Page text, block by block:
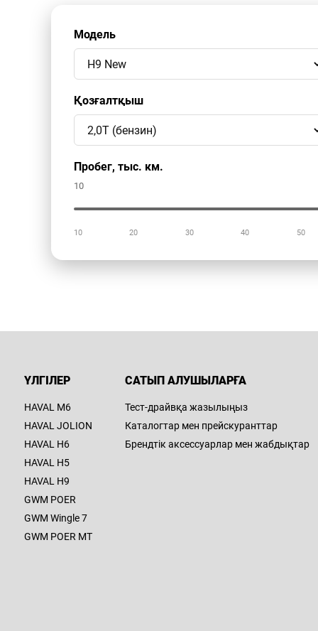
Модель
Қозғалтқыш
Пробег, тыс. км.
10
10 20 30 40 50
ҮЛГІЛЕР
HAVAL M6
HAVAL JOLION
HAVAL H6
HAVAL H5
HAVAL H9
GWM POER
GWM Wingle 7
GWM POER MT
САТЫП АЛУШЫЛАРҒА
Тест-драйвқа жазылыңыз
Каталогтар мен прейскуранттар
Брендтік аксессуарлар мен жабдықтар